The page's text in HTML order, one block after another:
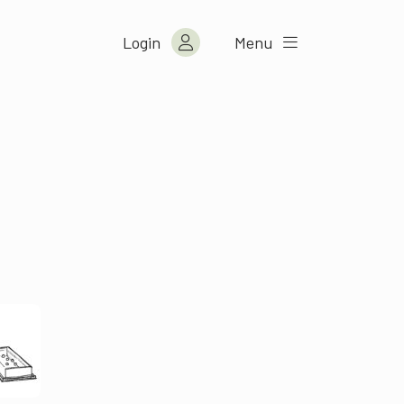
Login Menu